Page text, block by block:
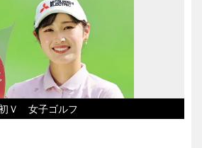
Ｖ 女子ゴルフ